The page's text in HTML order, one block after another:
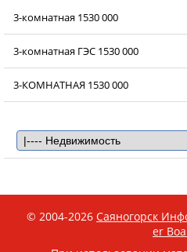
3-комнатная 1530 000
3-комнатная ГЭС 1530 000
3-КОМНАТНАЯ 1530 000
© 2004-2026 Саяногорск
er